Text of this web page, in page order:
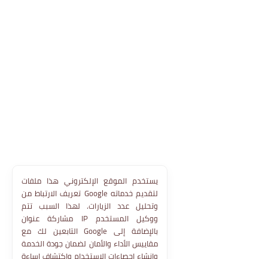
يستخدم الموقع الإلكتروني هذا ملفات
تعريف الارتباط من Google لتقديم خدماته
وتحليل عدد الزيارات. لهذا السبب تتم
مشاركة عنوان IP ووكيل المستخدم
التابعين لك مع Google بالإضافة إلى
مقاييس الأداء والأمان لضمان جودة الخدمة
وإنشاء إحصاءات الاستخدام واكتشاف إساءة